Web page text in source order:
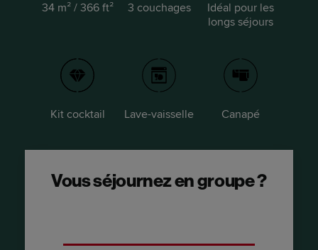
34 m² / 366 ft² 3 couchages
Idéal pour les
longs séjours
Kit cocktail Lave-vaisselle Canapé
Vous séjournez en groupe ?